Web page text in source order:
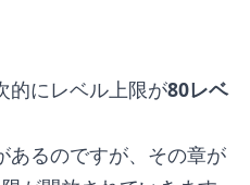
的にレベル上限が80レベ
あるのですが、その章が